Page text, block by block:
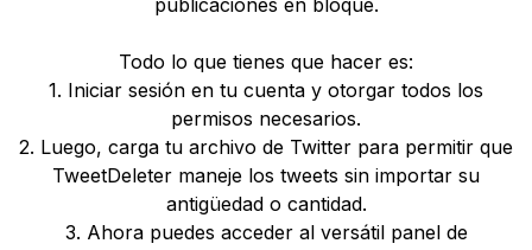
publicaciones en bloque.
Todo lo que tienes que hacer es:
1. Iniciar sesión en tu cuenta y otorgar todos los
permisos necesarios.
2. Luego, carga tu archivo de Twitter para permitir que
TweetDeleter maneje los tweets sin importar su
antigüedad o cantidad.
3. Ahora puedes acceder al versátil panel de